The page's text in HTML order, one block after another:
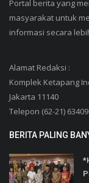
Portal berita yang
masyarakat untuk
informasi secara
Alamat Redaksi :
Komplek Ketapang
Jakarta 11140
Telepon (62-21)
BERITA PALING